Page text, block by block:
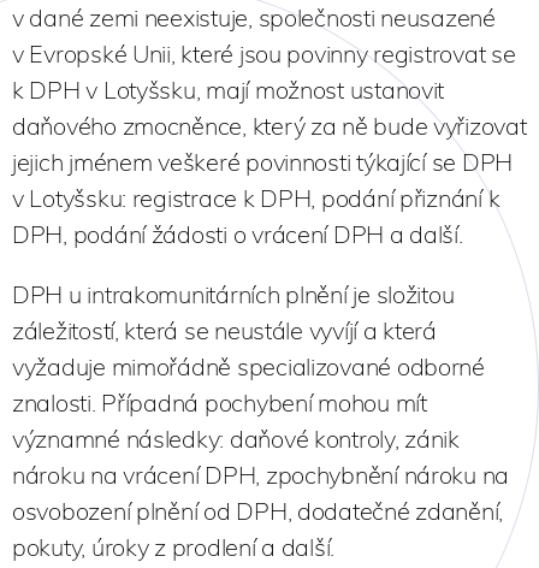
v dané zemi neexistuje, společnosti neusazené
v Evropské Unii, které jsou povinny registrovat se
k DPH v Lotyšsku, mají možnost ustanovit
daňového zmocněnce, který za ně bude vyřizovat
jejich jménem veškeré povinnosti týkající se DPH
v Lotyšsku: registrace k DPH, podání přiznání k
DPH, podání žádosti o vrácení DPH a další.
DPH u intrakomunitárních plnění je složitou
záležitostí, která se neustále vyvíjí a která
vyžaduje mimořádně specializované odborné
znalosti. Případná pochybení mohou mít
významné následky: daňové kontroly, zánik
nároku na vrácení DPH, zpochybnění nároku na
osvobození plnění od DPH, dodatečné zdanění,
pokuty, úroky z prodlení a další.